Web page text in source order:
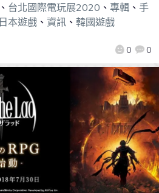
0 0
、 台北國際電玩展2020 、 專輯 、 手
日本遊戲 、 資訊 、 韓國遊戲